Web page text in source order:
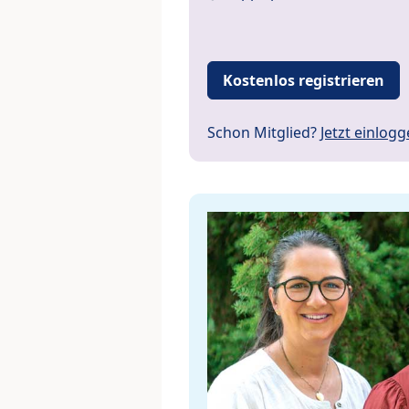
Kostenlos registrieren
Schon Mitglied? Jetzt